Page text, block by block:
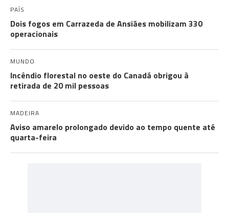
PAÍS
Dois fogos em Carrazeda de Ansiães mobilizam 330
operacionais
MUNDO
Incêndio florestal no oeste do Canadá obrigou à
retirada de 20 mil pessoas
MADEIRA
Aviso amarelo prolongado devido ao tempo quente até
quarta-feira